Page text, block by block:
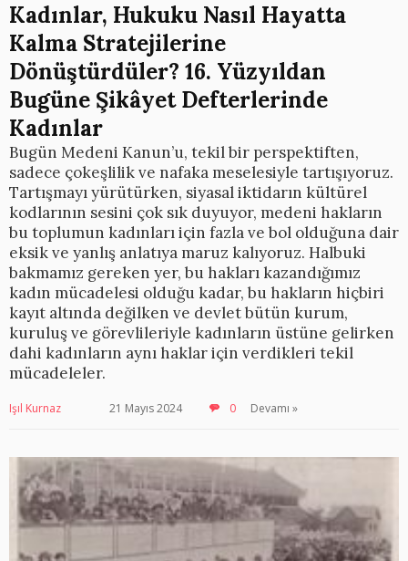
Kadınlar, Hukuku Nasıl Hayatta
Kalma Stratejilerine
Dönüştürdüler? 16. Yüzyıldan
Bugüne Şikâyet Defterlerinde
Kadınlar
Bugün Medeni Kanun’u, tekil bir perspektiften,
sadece çokeşlilik ve nafaka meselesiyle tartışıyoruz.
Tartışmayı yürütürken, siyasal iktidarın kültürel
kodlarının sesini çok sık duyuyor, medeni hakların
bu toplumun kadınları için fazla ve bol olduğuna dair
eksik ve yanlış anlatıya maruz kalıyoruz. Halbuki
bakmamız gereken yer, bu hakları kazandığımız
kadın mücadelesi olduğu kadar, bu hakların hiçbiri
kayıt altında değilken ve devlet bütün kurum,
kuruluş ve görevlileriyle kadınların üstüne gelirken
dahi kadınların aynı haklar için verdikleri tekil
mücadeleler.
Işıl Kurnaz 21 Mayıs 2024 0 Devamı »